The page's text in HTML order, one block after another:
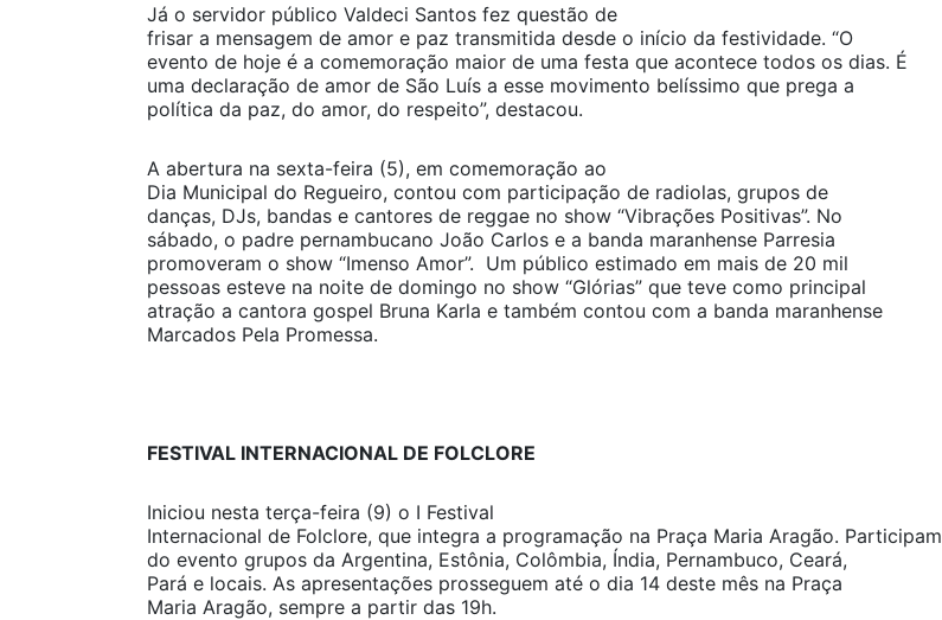
Já o servidor público Valdeci Santos fez questão de
frisar a mensagem de amor e paz transmitida desde o início da festividade. “O
evento de hoje é a comemoração maior de uma festa que acontece todos os dias. É
uma declaração de amor de São Luís a esse movimento belíssimo que prega a
política da paz, do amor, do respeito”, destacou.
A abertura na sexta-feira (5), em comemoração ao
Dia Municipal do Regueiro, contou com participação de radiolas, grupos de
danças, DJs, bandas e cantores de reggae no show “Vibrações Positivas”. No
sábado, o padre pernambucano João Carlos e a banda maranhense Parresia
promoveram o show “Imenso Amor”. Um público estimado em mais de 20 mil
pessoas esteve na noite de domingo no show “Glórias” que teve como principal
atração a cantora gospel Bruna Karla e também contou com a banda maranhense
Marcados Pela Promessa.
FESTIVAL INTERNACIONAL DE FOLCLORE
Iniciou nesta terça-feira (9) o I Festival
Internacional de Folclore, que integra a programação na Praça Maria Aragão. Participam
do evento grupos da Argentina, Estônia, Colômbia, Índia, Pernambuco, Ceará,
Pará e locais. As apresentações prosseguem até o dia 14 deste mês na Praça
Maria Aragão, sempre a partir das 19h.